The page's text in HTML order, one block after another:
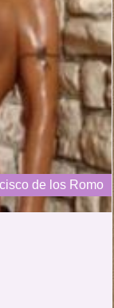
de los Romo